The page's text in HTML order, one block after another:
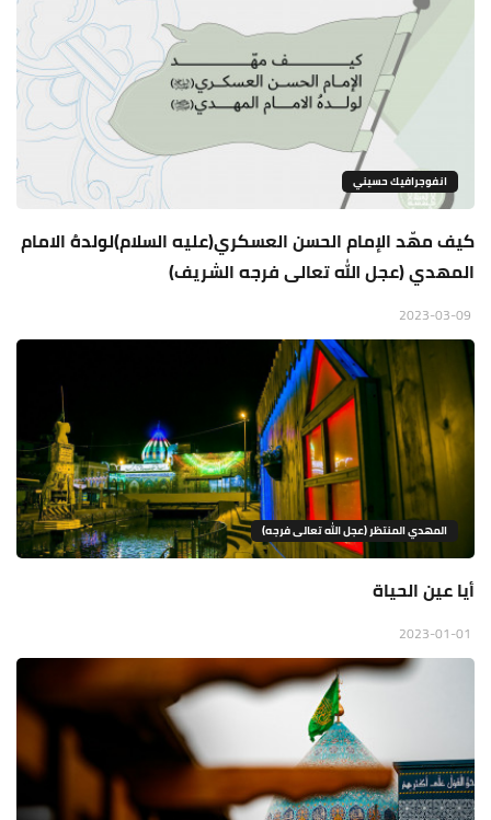
انفوجرافيك حسيني
كيف مهّد الإمام الحسن العسكري(عليه السلام)لولدهُ الامام
المهدي (عجل الله تعالى فرجه الشريف)
المهدي المنتظر (عجل الله تعالى فرجه)
أيا عين الحياة